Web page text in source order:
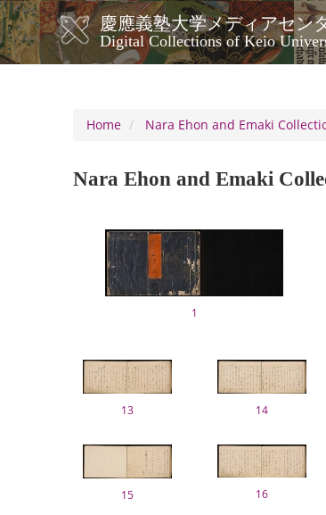
Skip
to
main
content
慶應義塾大学メディアセン
Digital Collections of Keio
メ
イ
ビ
シ
Home Nara Ehon and Emaki
Nara Ehon and Emaki
1
13 14
15 16